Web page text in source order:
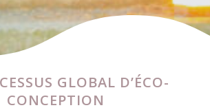
GLOBAL D’ÉCO-
CONCEPTION